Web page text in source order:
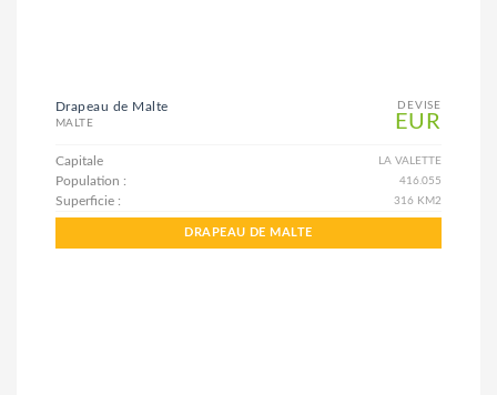
DEVISE
EUR
Drapeau de Malte
MALTE
Capitale LA VALETTE
Population : 416.055
Superficie : 316 KM2
DRAPEAU DE MALTE